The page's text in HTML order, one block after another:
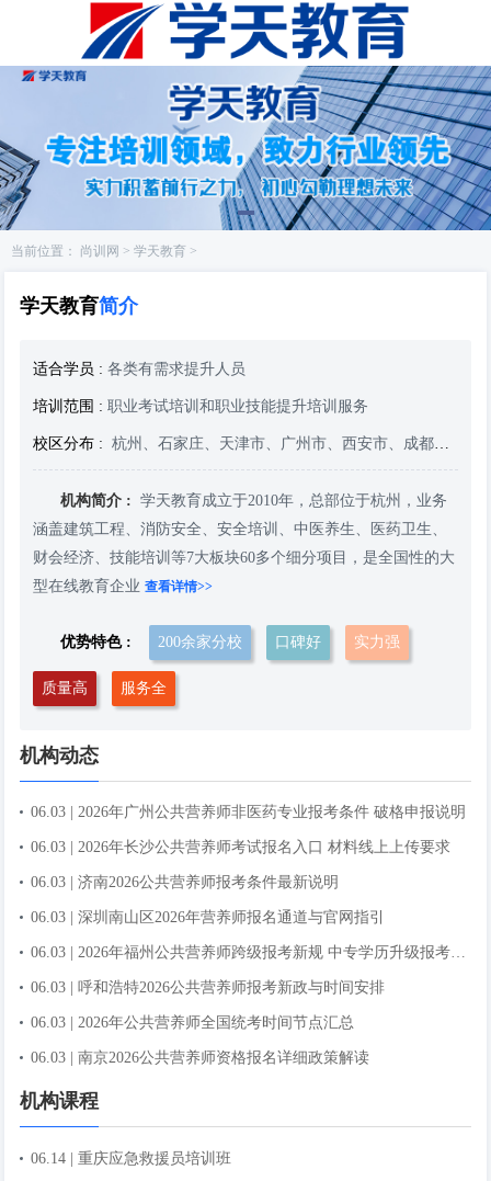
当前位置： 尚训网 > 学天教育 >
学天教育简介
适合学员 :各类有需求提升人员
培训范围 :职业考试培训和职业技能提升培训服务
校区分布 : 杭州、石家庄、天津市、广州市、西安市、成都市...
机构简介 :
学天教育成立于2010年，总部位于杭州，业务
涵盖建筑工程、消防安全、安全培训、中医养生、医药卫生、
财会经济、技能培训等7大板块60多个细分项目，是全国性的大
型在线教育企业 查看详情>>
优势特色 : 200余家分校 口碑好 实力强
质量高 服务全
机构动态
06.03 | 2026年广州公共营养师非医药专业报考条件 破格申报说明
06.03 | 2026年长沙公共营养师考试报名入口 材料线上上传要求
06.03 | 济南2026公共营养师报考条件最新说明
06.03 | 深圳南山区2026年营养师报名通道与官网指引
06.03 | 2026年福州公共营养师跨级报考新规 中专学历升级报考细则
06.03 | 呼和浩特2026公共营养师报考新政与时间安排
06.03 | 2026年公共营养师全国统考时间节点汇总
06.03 | 南京2026公共营养师资格报名详细政策解读
机构课程
06.14 | 重庆应急救援员培训班